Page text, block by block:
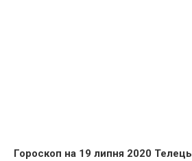
Гороскоп на 19 липня 2020 Телець